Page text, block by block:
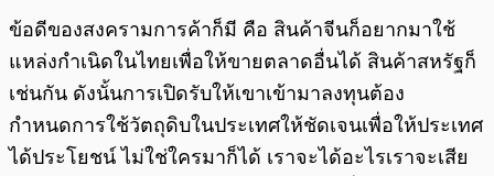
ข้อดีของสงครามการค้าก็มี คือ สินค้าจีนก็อยากมาใช้
แหล่งกำเนิดในไทยเพื่อให้ขายตลาดอื่นได้ สินค้าสหรัฐก็
เช่นกัน ดังนั้นการเปิดรับให้เขาเข้ามาลงทุนต้อง
กำหนดการใช้วัตถุดิบในประเทศให้ชัดเจนเพื่อให้ประเทศ
ได้ประโยชน์ ไม่ใช่ใครมาก็ได้ เราจะได้อะไรเราจะเสีย